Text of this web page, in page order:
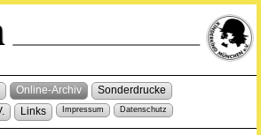
Online-Archiv
Sonderdrucke
Links Impressum Datenschutz